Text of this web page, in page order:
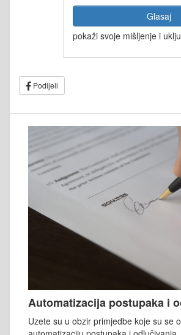
Glasaj
pokaži svoje mišljenje i
Podijeli
Automatizacija postupaka i
Uzete su u obzir primjedbe koje su se